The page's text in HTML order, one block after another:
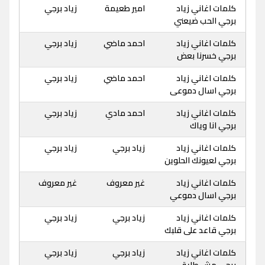
كلمات اغاني زياد
برجي الحب ضيعني
امير طعيمة زياد برجي
كلمات اغاني زياد
برجي خسرنا بعض
احمد ماضي زياد برجي
كلمات اغاني زياد
برجي اسال دموعى
احمد ماضي زياد برجي
كلمات اغاني زياد
برجي انا وياك
احمد مادي زياد برجي
كلمات اغاني زياد
برجي لعيونك الحلوين
زياد برجي زياد برجي
كلمات اغاني زياد
برجي اسال دموعي
غير معروف غير معروف
كلمات اغاني زياد
برجي قاعد على قلبك
زياد برجي زياد برجي
كلمات اغاني زياد
زياد برجي زياد برجي